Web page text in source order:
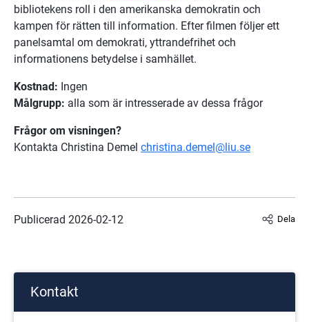
bibliotekens roll i den amerikanska demokratin och
kampen för rätten till information. Efter filmen följer ett
panelsamtal om demokrati, yttrandefrihet och
informationens betydelse i samhället.
Kostnad: Ingen
Målgrupp: alla som är intresserade av dessa frågor
Frågor om visningen?
Kontakta Christina Demel christina.demel@liu.se
Publicerad 2026-02-12 Dela
Kontakt